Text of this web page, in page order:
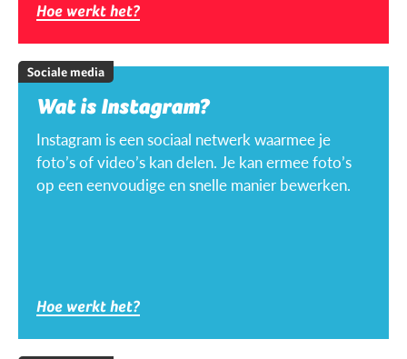
Hoe werkt het?
Sociale media
Wat is Instagram?
Instagram is een sociaal netwerk waarmee je
foto’s of video’s kan delen. Je kan ermee foto’s
op een eenvoudige en snelle manier bewerken.
Hoe werkt het?